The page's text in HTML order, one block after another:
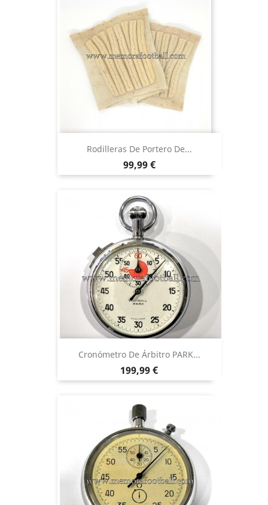
Rodilleras De Portero De...
Precio
99,99 €
Cronómetro De Árbitro PARK...
Precio
199,99 €